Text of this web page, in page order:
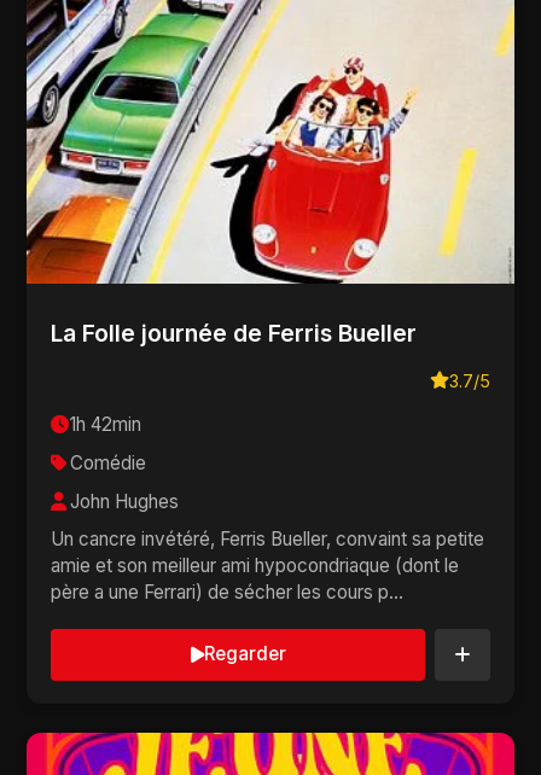
La Folle journée de Ferris Bueller
3.7/5
1h 42min
Comédie
John Hughes
Un cancre invétéré, Ferris Bueller, convaint sa petite
amie et son meilleur ami hypocondriaque (dont le
père a une Ferrari) de sécher les cours p...
Regarder